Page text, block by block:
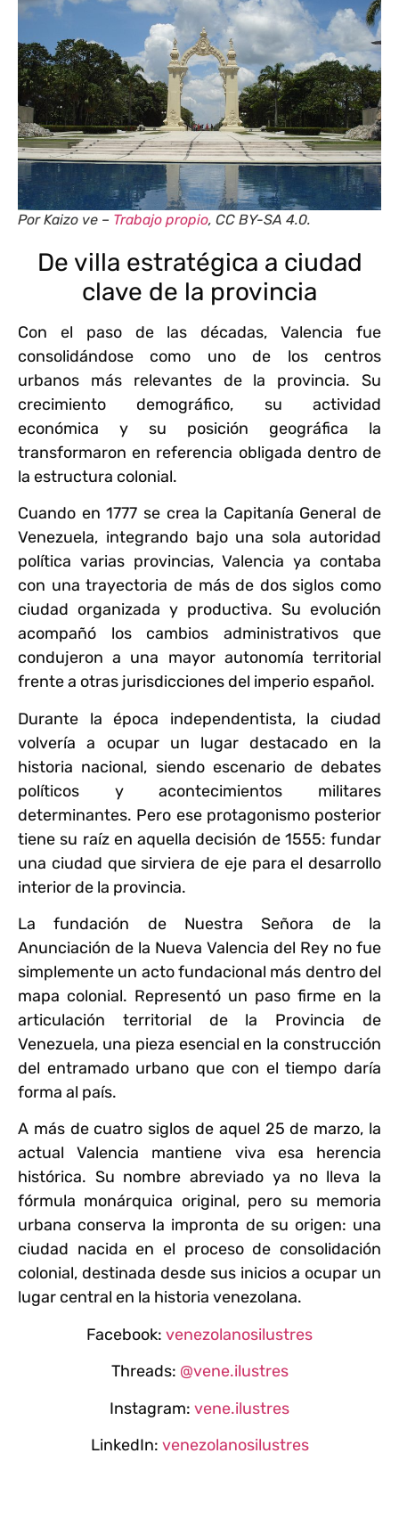
Por Kaizo ve – Trabajo propio, CC BY-SA 4.0.
De villa estratégica a ciudad
clave de la provincia
Con el paso de las décadas, Valencia fue
consolidándose como uno de los centros
urbanos más relevantes de la provincia. Su
crecimiento demográfico, su actividad
económica y su posición geográfica la
transformaron en referencia obligada dentro de
la estructura colonial.
Cuando en 1777 se crea la Capitanía General de
Venezuela, integrando bajo una sola autoridad
política varias provincias, Valencia ya contaba
con una trayectoria de más de dos siglos como
ciudad organizada y productiva. Su evolución
acompañó los cambios administrativos que
condujeron a una mayor autonomía territorial
frente a otras jurisdicciones del imperio español.
Durante la época independentista, la ciudad
volvería a ocupar un lugar destacado en la
historia nacional, siendo escenario de debates
políticos y acontecimientos militares
determinantes. Pero ese protagonismo posterior
tiene su raíz en aquella decisión de 1555: fundar
una ciudad que sirviera de eje para el desarrollo
interior de la provincia.
La fundación de Nuestra Señora de la
Anunciación de la Nueva Valencia del Rey no fue
simplemente un acto fundacional más dentro del
mapa colonial. Representó un paso firme en la
articulación territorial de la Provincia de
Venezuela, una pieza esencial en la construcción
del entramado urbano que con el tiempo daría
forma al país.
A más de cuatro siglos de aquel 25 de marzo, la
actual Valencia mantiene viva esa herencia
histórica. Su nombre abreviado ya no lleva la
fórmula monárquica original, pero su memoria
urbana conserva la impronta de su origen: una
ciudad nacida en el proceso de consolidación
colonial, destinada desde sus inicios a ocupar un
lugar central en la historia venezolana.
Facebook: venezolanosilustres
Threads: @vene.ilustres
Instagram: vene.ilustres
LinkedIn: venezolanosilustres